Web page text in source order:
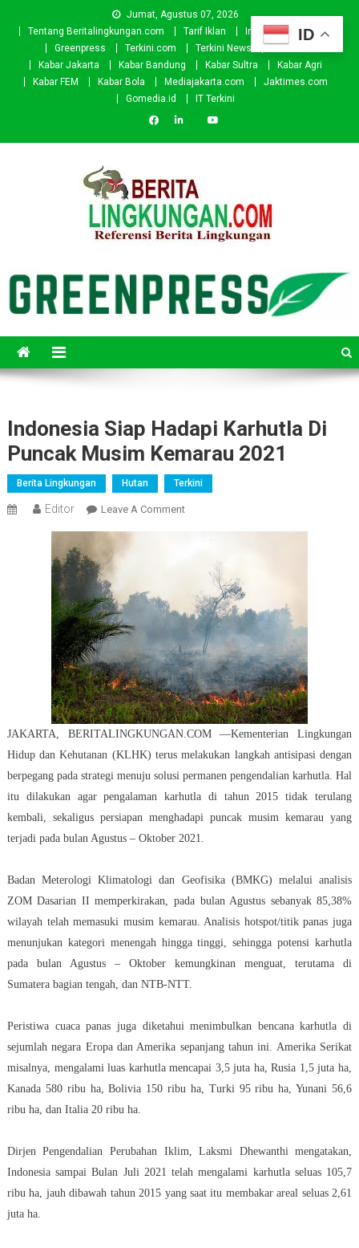
Jumat, Agustus 07, 2026
Tentang Beritalingkungan.com
Tarif Iklan Investor
Donasi
Greenpress
Terkini.com Terkini News
Kabar.id
Kabar Jakarta
Kabar Bandung Kabar Sultra
Kabar Agri
Kabar FEM
Kabar Bola Mediajakarta.com
Jaktimes.com
Gomedia.id
IT Terkini
Indonesia Siap Hadapi Karhutla Di
Puncak Musim Kemarau 2021
Berita Lingkungan Hutan Terkini
Editor Leave A CommentOn
Hadapi
Karhutla
Di
Puncak
Musim
Kemarau
2021
JAKARTA, BERITALINGKUNGAN.COM —Kementerian Lingkungan
Hidup dan Kehutanan (KLHK) terus melakukan langkah antisipasi dengan
berpegang pada strategi menuju solusi permanen pengendalian karhutla. Hal
itu dilakukan agar pengalaman karhutla di tahun 2015 tidak terulang
kembali, sekaligus persiapan menghadapi puncak musim kemarau yang
terjadi pada bulan Agustus – Oktober 2021.
Badan Meterologi Klimatologi dan Geofisika (BMKG) melalui analisis
ZOM Dasarian II memperkirakan, pada bulan Agustus sebanyak 85,38%
wilayah telah memasuki musim kemarau. Analisis hotspot/titik panas juga
menunjukan kategori menengah hingga tinggi, sehingga potensi karhutla
pada bulan Agustus – Oktober kemungkinan menguat, terutama di
Sumatera bagian tengah, dan NTB-NTT.
Peristiwa cuaca panas juga diketahui menimbulkan bencana karhutla di
sejumlah negara Eropa dan Amerika sepanjang tahun ini. Amerika Serikat
misalnya, mengalami luas karhutla mencapai 3,5 juta ha, Rusia 1,5 juta ha,
Kanada 580 ribu ha, Bolivia 150 ribu ha, Turki 95 ribu ha, Yunani 56,6
ribu ha, dan Italia 20 ribu ha.
Dirjen Pengendalian Perubahan Iklim, Laksmi Dhewanthi mengatakan,
Indonesia sampai Bulan Juli 2021 telah mengalami karhutla seluas 105,7
ribu ha, jauh dibawah tahun 2015 yang saat itu membakar areal seluas 2,61
juta ha.
ID